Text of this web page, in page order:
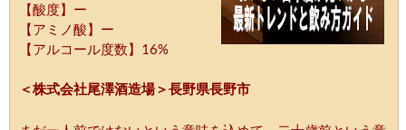
【酸度】ー
【アミノ酸】ー
【アルコール度数】16%
＜株式会社尾澤酒造場＞長野県長野市